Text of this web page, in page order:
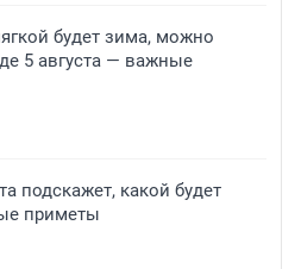
будет зима, можно
5 августа — важные
подскажет, какой будет
приметы